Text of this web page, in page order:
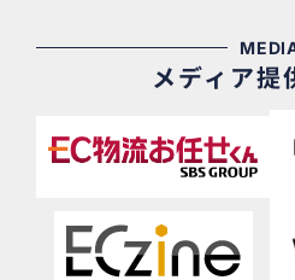
メディア提